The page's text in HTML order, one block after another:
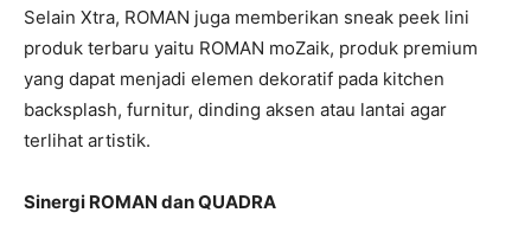
Selain Xtra, ROMAN juga memberikan sneak peek lini
produk terbaru yaitu ROMAN moZaik, produk premium
yang dapat menjadi elemen dekoratif pada kitchen
backsplash, furnitur, dinding aksen atau lantai agar
terlihat artistik.
Sinergi ROMAN dan QUADRA